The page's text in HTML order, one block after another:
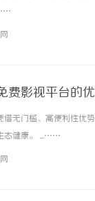
费影视平台的
借无门槛、高便利性优
态健康。 ...……